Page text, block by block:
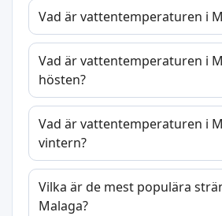
Vad är vattentemperaturen i
Vad är vattentemperaturen i
hösten?
Vad är vattentemperaturen i
vintern?
Vilka är de mest populära
Malaga?